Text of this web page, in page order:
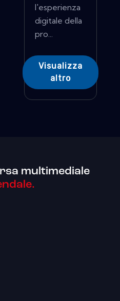
l'esperienza
digitale della
pro...
Visualizza
altro
multimediale